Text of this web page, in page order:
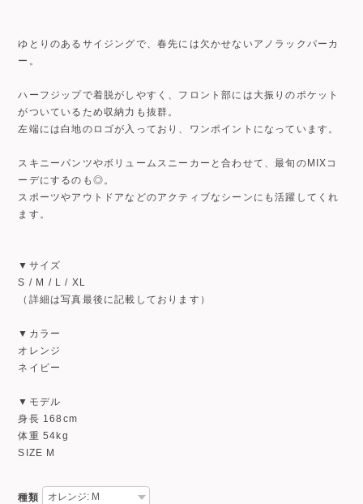
ゆとりのあるサイジングで、春先には欠かせないアノラックパーカ
ー。
ハーフジップで着脱がしやすく、フロント部には大振りのポケット
がついているため収納力も抜群。
左端には白地のロゴが入っており、ワンポイントになっています。
スキニーパンツやボリュームスニーカーと合わせて、最旬のMIXコ
ーデにするのも◎。
スポーツやアウトドアなどのアクティブなシーンにも活躍してくれ
ます。
▼サイズ
S / M / L / XL
（詳細は写真最後に記載しております）
▼カラー
オレンジ
ネイビー
▼モデル
身長 168cm
体重 54kg
SIZE M
種類